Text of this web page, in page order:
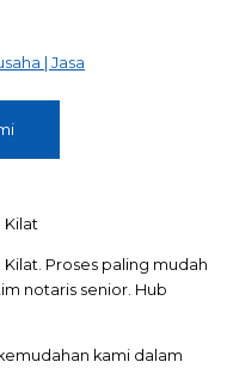
Kilat
Proses paling mudah
notaris senior. Hub
kami dalam